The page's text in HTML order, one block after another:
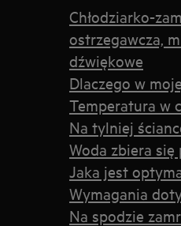
Chłodziarko-
ostrzegawcza,
dźwiękowe
Dlaczego w
Temperatura w
Na tylniej
Woda zbiera się
Jaka jest
Wymagania
Na spodzie